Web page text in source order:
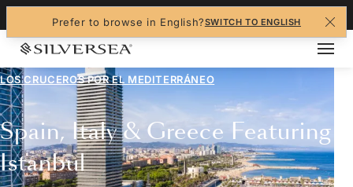
Prefer to browse in English?SWITCH TO ENGLISH
LOS CRUCEROS POR EL MEDITERRÁNEO
Spain, Italy & Greece Featuring
Istanbul